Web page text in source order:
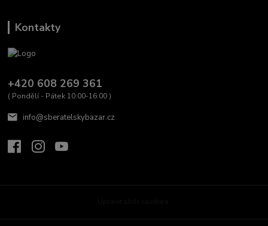
Kontakty
+420 608 269 361
( Pondělí - Pátek 10:00-16:00 )
info@sberatelskybazar.cz